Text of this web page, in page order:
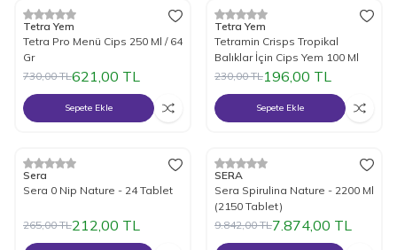
%15İndirim
Tetra Yem
Tetra Pro Menü Cips 250 Ml / 64
Gr
730,00TL621,00 TL
Sepete Ekle
%15İndirim
Tetra Yem
Tetramin Crisps Tropikal
Balıklar İçin Cips Yem 100 Ml
230,00TL196,00 TL
Sepete Ekle
%20İndirim
Sera
Sera 0 Nip Nature - 24 Tablet
265,00TL212,00 TL
%20İndirim
SERA
Sera Spirulina Nature - 2200 Ml
(2150 Tablet)
9.842,00TL7.874,00 TL